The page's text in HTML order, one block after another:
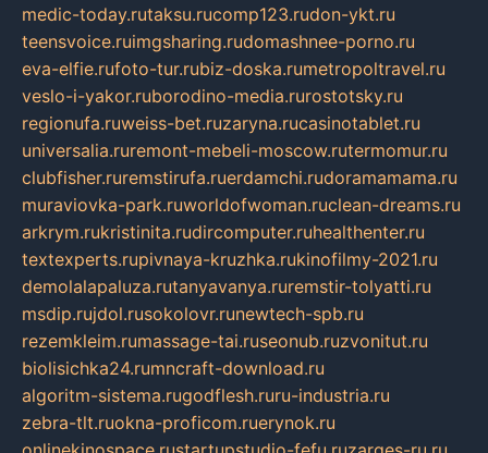
medic-today.rutaksu.rucomp123.rudon-ykt.ru
teensvoice.ruimgsharing.rudomashnee-porno.ru
eva-elfie.rufoto-tur.rubiz-doska.rumetropoltravel.ru
veslo-i-yakor.ruborodino-media.rurostotsky.ru
regionufa.ruweiss-bet.ruzaryna.rucasinotablet.ru
universalia.ruremont-mebeli-moscow.rutermomur.ru
clubfisher.ruremstirufa.ruerdamchi.rudoramamama.ru
muraviovka-park.ruworldofwoman.ruclean-dreams.ru
arkrym.rukristinita.rudircomputer.ruhealthenter.ru
textexperts.rupivnaya-kruzhka.rukinofilmy-2021.ru
demolalapaluza.rutanyavanya.ruremstir-tolyatti.ru
msdip.rujdol.rusokolovr.runewtech-spb.ru
rezemkleim.rumassage-tai.ruseonub.ruzvonitut.ru
biolisichka24.rumncraft-download.ru
algoritm-sistema.rugodflesh.ruru-industria.ru
zebra-tlt.ruokna-proficom.ruerynok.ru